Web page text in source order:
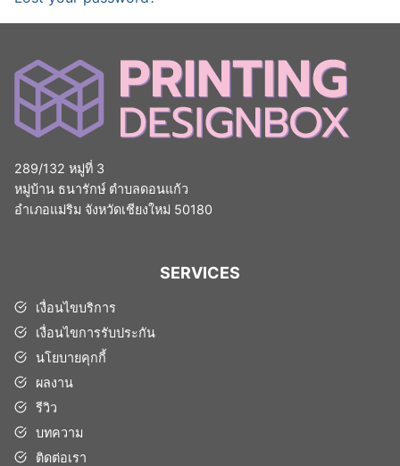
289/132 หมู่ที่ 3
หมู่บ้าน ธนารักษ์ ตำบลดอนแก้ว
อำเภอแม่ริม จังหวัดเชียงใหม่ 50180
SERVICES
เงื่อนไขบริการ
เงื่อนไขการรับประกัน
นโยบายคุกกี้
ผลงาน
รีวิว
บทความ
ติดต่อเรา